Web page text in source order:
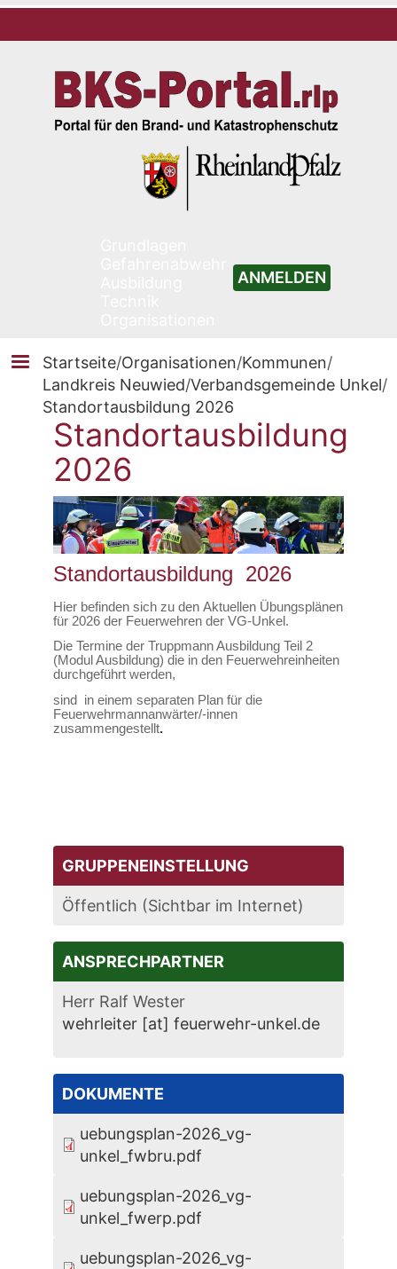
ANMELDEN
Startseite/Organisationen/Kommunen/
Landkreis Neuwied/Verbandsgemeinde Unkel/
Standortausbildung 2026
Standortausbildung
2026
Standortausbildung 2026
Hier befinden sich zu den Aktuellen Übungsplänen
für 2026 der Feuerwehren der VG-Unkel.
Die Termine der Truppmann Ausbildung Teil 2
(Modul Ausbildung) die in den Feuerwehreinheiten
durchgeführt werden,
sind in einem separaten Plan für die
Feuerwehrmannanwärter/-innen
zusammengestellt.
GRUPPENEINSTELLUNG
Öffentlich (Sichtbar im Internet)
ANSPRECHPARTNER
Herr Ralf Wester
wehrleiter [at] feuerwehr-unkel.de
DOKUMENTE
uebungsplan-2026_vg-
unkel_fwbru.pdf
uebungsplan-2026_vg-
unkel_fwerp.pdf
uebungsplan-2026_vg-